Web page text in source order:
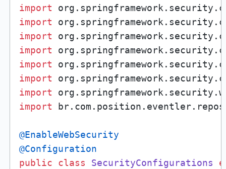
import
import
import
import
import
import
import
import
@EnableWebSecurity
@Configuration
public
class SecurityConfigurations